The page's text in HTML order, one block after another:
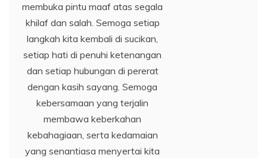
membuka pintu maaf atas segala
khilaf dan salah. Semoga setiap
langkah kita kembali di sucikan,
setiap hati di penuhi ketenangan
dan setiap hubungan di pererat
dengan kasih sayang. Semoga
kebersamaan yang terjalin
membawa keberkahan
kebahagiaan, serta kedamaian
yang senantiasa menyertai kita